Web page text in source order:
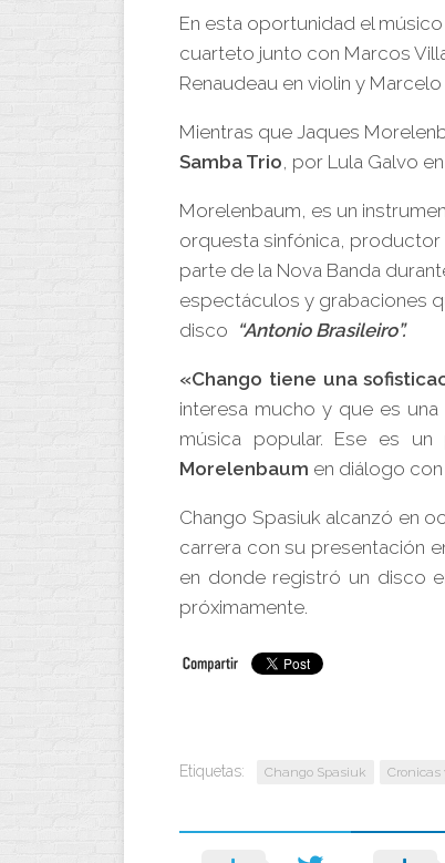
En esta oportunidad el
cuarteto junto con Marcos
Renaudeau en violin y
Mientras que Jaques
Samba Trio, por Lula Galvo
Morelenbaum, es un
orquesta sinfónica,
parte de la Nova Banda
espectáculos y grabaciones
disco “Antonio Brasileiro”.
«Chango tiene una
interesa mucho y que es
música popular. Ese es
Morelenbaum en diálogo con
Chango Spasiuk alcanzó en
carrera con su presentación
en donde registró un disco
próximamente.
Etiquetas: Chango Spasiuk Cronicas